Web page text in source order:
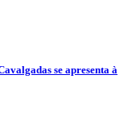
se apresenta à